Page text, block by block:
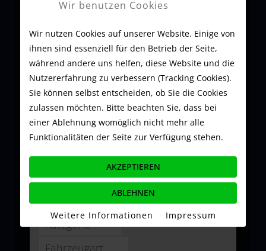
19 Fahrzeuge sofort
verfügbar
Wir benutzen Cookies
Wir nutzen Cookies auf unserer Website. Einige von
ihnen sind essenziell für den Betrieb der Seite,
während andere uns helfen, diese Website und die
Nutzererfahrung zu verbessern (Tracking Cookies).
Sie können selbst entscheiden, ob Sie die Cookies
zulassen möchten. Bitte beachten Sie, dass bei
einer Ablehnung womöglich nicht mehr alle
Funktionalitäten der Seite zur Verfügung stehen.
AKZEPTIEREN
ABLEHNEN
Weitere Informationen
Impressum